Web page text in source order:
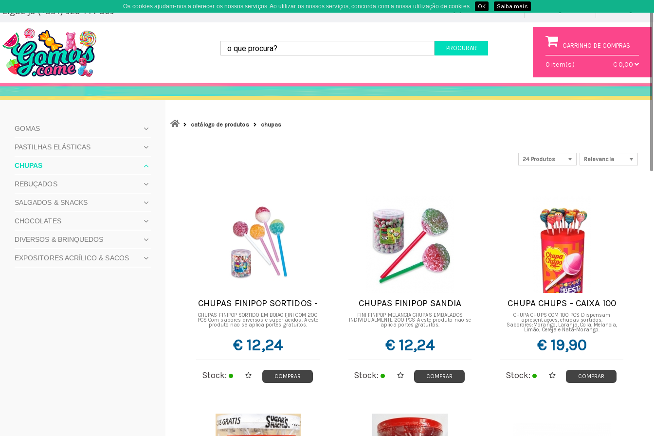
Ligue já (+351) 928 111 309 Favoritos (0)
PROCURAR CARRINHO DE COMPRAS
0 item(s) € 0,00
GOMAS
PASTILHAS ELÁSTICAS
CHUPAS
REBUÇADOS
SALGADOS & SNACKS
CHOCOLATES
DIVERSOS & BRINQUEDOS
EXPOSITORES ACRÍLICO & SACOS
catálogo de produtos chupas
Relevancia
24 Produtos
CHUPAS FINIPOP SORTIDOS -
CAIXA 200 UNIDADES
CHUPAS FINIPOP SORTIDO EM BOIÃO FINI COM 200
PCS Com sabores diversos e super ácidos. A este
produto nao se aplica portes gratuitos.
€ 12,24
Stock: COMPRAR
CHUPAS FINIPOP SANDIA
PICA - CAIXA 200 UNIDADES
FINI FINIPOP MELANCIA CHUPAS EMBALADOS
INDIVIDUALMENTE 200 PCS A este produto nao se
aplica portes gratuitos.
€ 12,24
Stock: COMPRAR
CHUPA CHUPS - CAIXA 100
UNIDADES
CHUPA CHUPS COM 100 PCS Dispensam
apresentações, chupas sortidos.
Saborores:Morango, Laranja, Cola, Melancia,
Limão, Cereja e Nata-Morango.
€ 19,90
Stock: COMPRAR
Os cookies ajudam-nos a oferecer os nossos serviços. Ao utilizar os nossos serviços, concorda com a nossa utilização de cookies. OK Saiba mais